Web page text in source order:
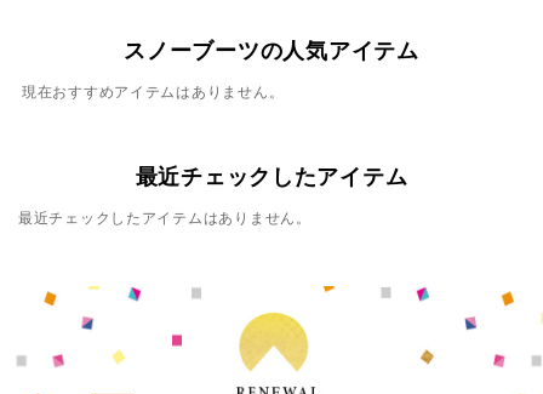
スノーブーツの人気アイテム
現在おすすめアイテムはありません。
最近チェックしたアイテム
最近チェックしたアイテムはありません。